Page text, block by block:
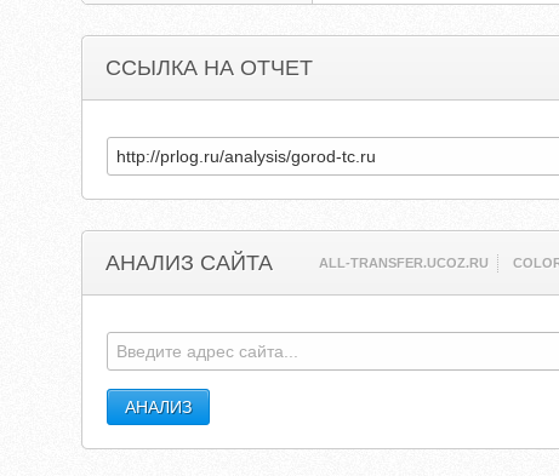
ССЫЛКА НА ОТЧЕТ
АНАЛИЗ САЙТА ALL-TRANSFER.UCOZ.RU